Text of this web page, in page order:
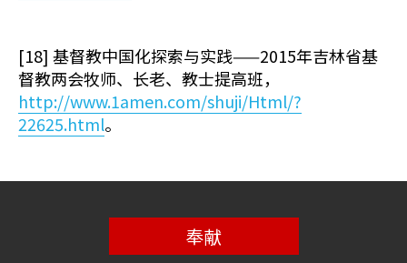
[18] 基督教中国化探索与实践——2015年吉林省基
督教两会牧师、长老、教士提高班，
http://www.1amen.com/shuji/Html/?
22625.html。
奉献